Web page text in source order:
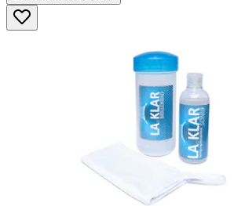
5
Sternen.
125